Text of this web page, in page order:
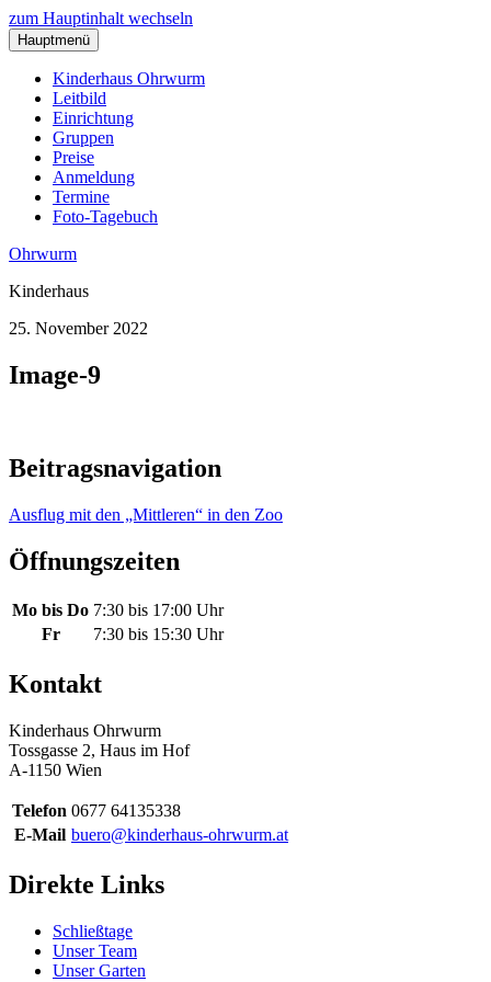
zum Hauptinhalt wechseln
Hauptmenü
Kinderhaus Ohrwurm
Leitbild
Einrichtung
Gruppen
Preise
Anmeldung
Termine
Foto-Tagebuch
Ohrwurm
Kinderhaus
25. November 2022
Image-9
Beitragsnavigation
Ausflug mit den „Mittleren“ in den Zoo
Öffnungszeiten
Mo bis Do 7:30 bis 17:00 Uhr
Fr
7:30 bis 15:30 Uhr
Kontakt
Kinderhaus Ohrwurm
Tossgasse 2, Haus im Hof
A-1150 Wien
Telefon 0677 64135338
E-Mail buero@kinderhaus-ohrwurm.at
Direkte Links
Schließtage
Unser Team
Unser Garten